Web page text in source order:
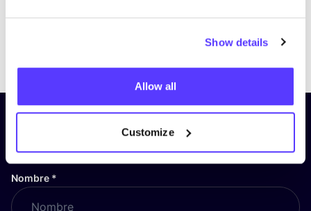
Show details
Allow all
Customize
PreviousNext
¡Suscríbete a nuestro boletín
y mantente informado!
Nombre *